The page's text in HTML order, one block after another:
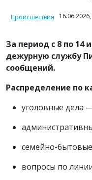
Происшествия
За период с 8 по 14
дежурную службу
сообщений.
Распределение по
уголовные дела
семейно-
вопросы по